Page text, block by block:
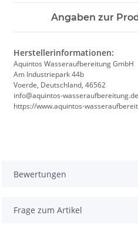
Angaben zur
Herstellerinformationen:
Aquintos Wasseraufbereitung GmbH
Am Industriepark 44b
Voerde, Deutschland, 46562
info@aquintos-wasseraufbereitung.de
https://www.aquintos-
Bewertungen
Frage zum Artikel